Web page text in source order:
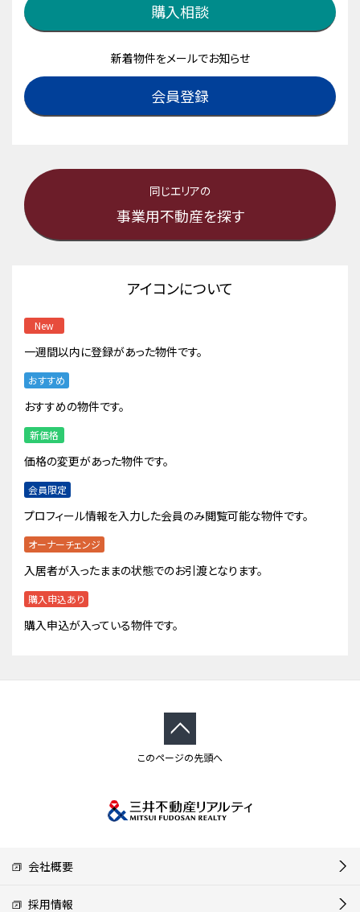
購入相談
新着物件をメールでお知らせ
会員登録
同じエリアの
事業用不動産を探す
アイコンについて
New
一週間以内に登録があった物件です。
おすすめ
おすすめの物件です。
新価格
価格の変更があった物件です。
会員限定
プロフィール情報を入力した会員のみ閲覧可能な物件です。
オーナーチェンジ
入居者が入ったままの状態でのお引渡となります。
購入申込あり
購入申込が入っている物件です。
このページの先頭へ
会社概要
採用情報